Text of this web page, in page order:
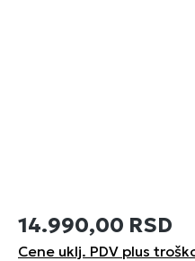
14.990,00 RSD
Cene uklj. PDV plus